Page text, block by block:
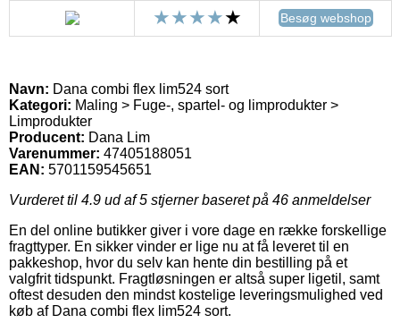
Besøg webshop
Navn: Dana combi flex lim524 sort
Kategori: Maling > Fuge-, spartel- og limprodukter >
Limprodukter
Producent: Dana Lim
Varenummer: 47405188051
EAN: 5701159545651
Vurderet til 4.9 ud af 5 stjerner baseret på 46 anmeldelser
En del online butikker giver i vore dage en række forskellige
fragttyper. En sikker vinder er lige nu at få leveret til en
pakkeshop, hvor du selv kan hente din bestilling på et
valgfrit tidspunkt. Fragtløsningen er altså super ligetil, samt
oftest desuden den mindst kostelige leveringsmulighed ved
køb af Dana combi flex lim524 sort.